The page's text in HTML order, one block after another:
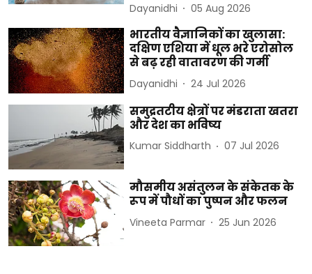
Dayanidhi 05 Aug 2026
भारतीय वैज्ञानिकों का खुलासा:
दक्षिण एशिया में धूल भरे एरोसोल
से बढ़ रही वातावरण की गर्मी
Dayanidhi 24 Jul 2026
समुद्रतटीय क्षेत्रों पर मंडराता खतरा
और देश का भविष्य
Kumar Siddharth 07 Jul 2026
मौसमीय असंतुलन के संकेतक के
रूप में पौधों का पुष्पन और फलन
Vineeta Parmar 25 Jun 2026